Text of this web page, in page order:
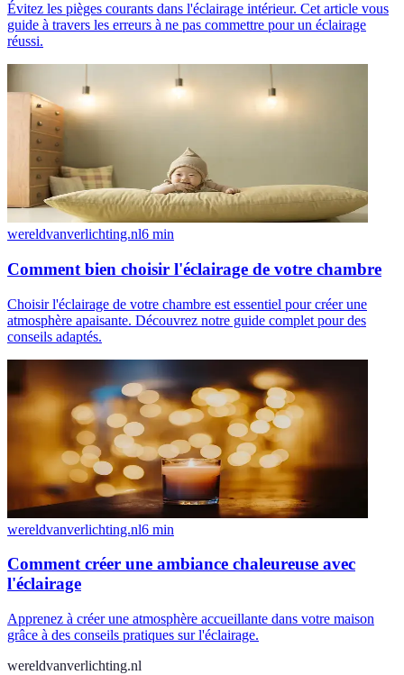
Évitez les pièges courants dans l'éclairage intérieur. Cet article vous
guide à travers les erreurs à ne pas commettre pour un éclairage
réussi.
wereldvanverlichting.nl6 min
Comment bien choisir l'éclairage de votre chambre
Choisir l'éclairage de votre chambre est essentiel pour créer une
atmosphère apaisante. Découvrez notre guide complet pour des
conseils adaptés.
wereldvanverlichting.nl6 min
Comment créer une ambiance chaleureuse avec
l'éclairage
Apprenez à créer une atmosphère accueillante dans votre maison
grâce à des conseils pratiques sur l'éclairage.
wereldvanverlichting.nl